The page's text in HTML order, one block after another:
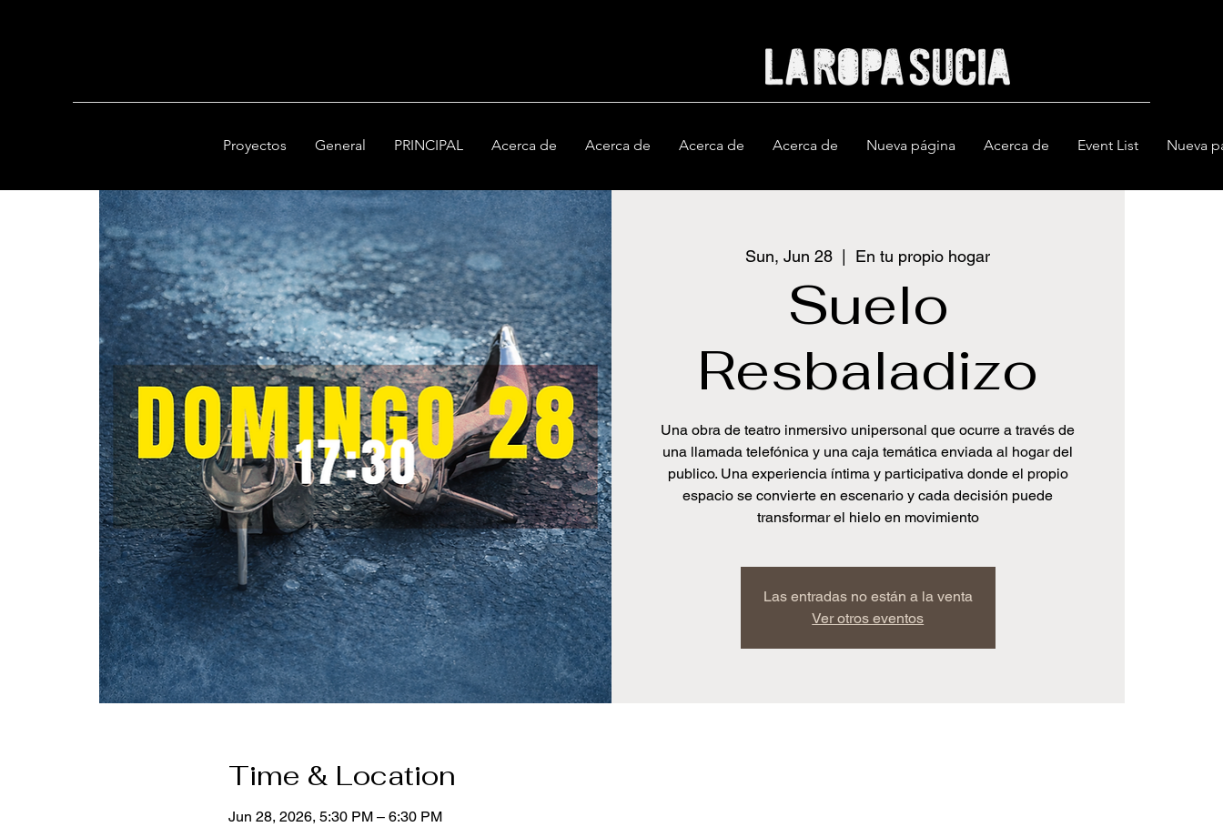
Proyectos General PRINCIPAL Acerca de Acerca de Acerca de Acerca de Nueva página Acerca de Event List Nueva
Sun, Jun 28 En tu propio hogar
Suelo
Resbaladizo
Una obra de teatro inmersivo unipersonal que ocurre a través de
una llamada telefónica y una caja temática enviada al hogar del
publico. Una experiencia íntima y participativa donde el propio
espacio se convierte en escenario y cada decisión puede
transformar el hielo en movimiento
Las entradas no están a la venta
Ver otros eventos
Time & Location
Jun 28, 2026, 5:30 PM – 6:30 PM